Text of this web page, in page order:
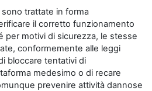
trattate in forma
il corretto funzionamento
per motivi di sicurezza, le stesse
conformemente alle leggi
bloccare tentativi di
medesimo o di recare
prevenire attività dannose